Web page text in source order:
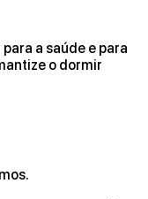
a saúde e para
o dormir